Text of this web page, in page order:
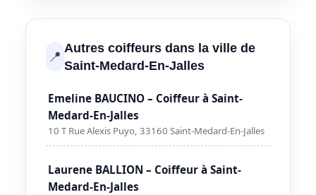
📍 Autres coiffeurs dans la ville de
Saint-Medard-En-Jalles
Emeline BAUCINO – Coiffeur à Saint-
Medard-En-Jalles
10 T Rue Alexis Puyo, 33160 Saint-Medard-En-Jalles
Laurene BALLION – Coiffeur à Saint-
Medard-En-Jalles